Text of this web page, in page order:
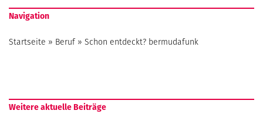
Navigation
Startseite » Beruf» Schon entdeckt? bermudafunk
Weitere aktuelle Beiträge